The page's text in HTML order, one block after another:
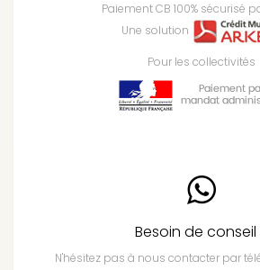
Paiement CB 100% sécurisé
Une solution
Pour les collectivités
Besoin de conseil
N'hésitez pas à nous contacter par